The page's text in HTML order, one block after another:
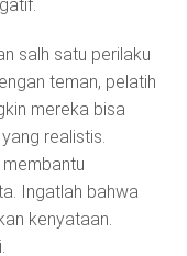
salh satu perilaku
teman, pelatih
mereka bisa
realistis.
Ingatlah bahwa
kenyataan.